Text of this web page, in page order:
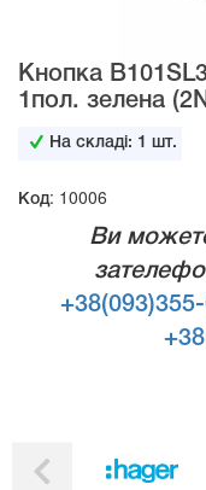
Кнопка
1пол. зелена
На складі: 1 шт.
Код: 10006
Ви